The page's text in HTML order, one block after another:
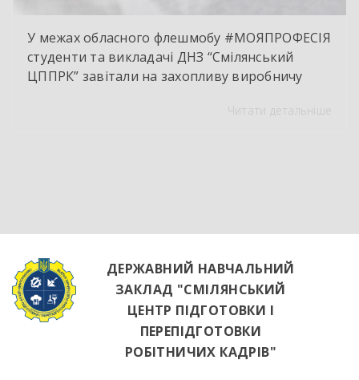
У межах обласного флешмобу #МОЯПРОФЕСІЯ
студенти та викладачі ДНЗ “Смілянський
ЦППРК” завітали на захопливу виробничу
НВК “Лідер”. Світлі кахлі, інноваційне
висококваліфікованих майбутніх фахівцях. […]
Читати детальніше
ДЕРЖАВНИЙ НАВЧАЛЬНИЙ
ЗАКЛАД "СМІЛЯНСЬКИЙ
ЦЕНТР ПІДГОТОВКИ І
ПЕРЕПІДГОТОВКИ
РОБІТНИЧИХ КАДРІВ"